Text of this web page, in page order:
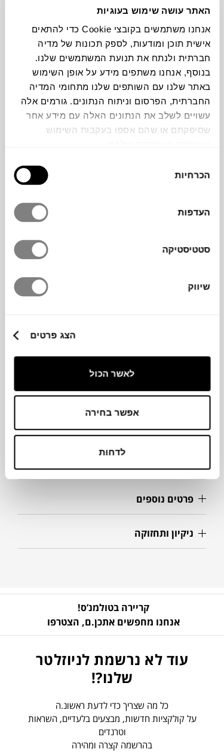
האתר עושה שימוש בעוגיות
אנחנו משתמשים בקובצי Cookie כדי להתאים
אישית תוכן ומודעות, לספק תכונות של מדיה
חברתית ולנתח את תנועת המשתמשים שלנו.
בנוסף, אנחנו משתפים מידע על אופן השימוש
באתר שלנו עם השותפים שלנו מתחומי המדיה
החברתית, הפרסום וניתוח הנתונים. גורמים אלה
עשויים לשלב את הנתונים האלה עם מידע אחר
שסיפקתם או שהם אספו בעקבות השימוש
הסכמה
הכרחיות
העדפות
סטטיסטיקה
שיווק
הצג פרטים
לאשר הכול
אפשר בחירה
לדחות
תוכלו למצוא אותי ב:
חלה שגיאה. אנא רעננו את הדף ונסו שנית
צבעים
FERM LIVING
, בעיצוב גיאומטרי זוויתי עם
מבריקה, עם תו תקן שמבטיח קיימות ואחריות
סביבתית. מתאימה לתכשיטים, כלי כתיבה
מידות
מידע על חומרים
פרטים נוספים
ניקיון ותחזוקה
קריירה בטולמנ’ס!
אנחנו מחפשים אתכן.ם, הצטרפו
עוד לא נרשמת לניוזלטר
שלנו?!
כל מה שצריך כדי לדעת ראשונ.ה
על קולקציות חדשות, מבצעים בלעדיים, השראות
וטרנדים
בהרשמה קצרה ומהירה